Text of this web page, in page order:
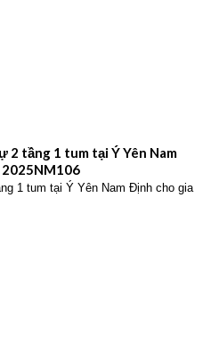
tầng 1 tum tại Ý Yên Nam
1 tum tại Ý Yên Nam Định cho gia